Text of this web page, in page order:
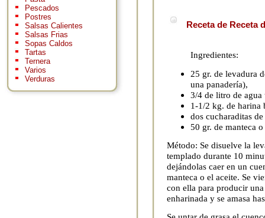
Pescados
Postres
Salsas Calientes
Salsas Frias
Sopas Caldos
Tartas
Ternera
Varios
Verduras
Receta de Receta
Ingredientes:
25 gr. de levadura
una panadería),
3/4 de litro de agua
1-1/2 kg. de harina
dos cucharaditas
50 gr. de manteca
Método: Se disuelve la
templado durante 10
dejándolas caer en un
manteca o el aceite. Se
con ella para producir
enharinada y se amasa